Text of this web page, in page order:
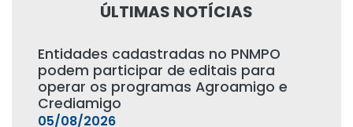
ÚLTIMAS NOTÍCIAS
Entidades cadastradas no PNMPO
podem participar de editais para
operar os programas Agroamigo e
Crediamigo
05/08/2026